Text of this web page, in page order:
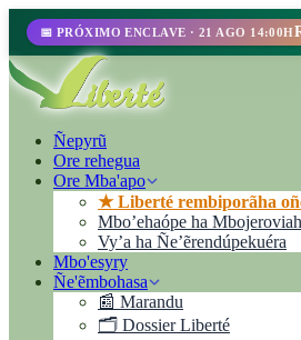
📅 PRÓXIMO ENCLAVE · 21 AGO 14:00H
Ñepyrũ
Ore rehegua
Ore Mba'apo
★ Liberté rembiporãha
Mbo’ehaópe ha
Vyʼa ha Ñe’ẽrendúpekuéra
Mbo'esyry
Ñe'ẽmbohasa
📰 Marandu
🗂️ Dossier Liberté